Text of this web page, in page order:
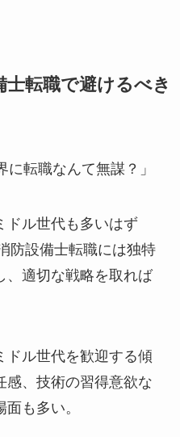
士転職で避けるべき
に転職なんて無謀？」
ドル世代も多いはず
防設備士転職には独特
、適切な戦略を取れば
ドル世代を歓迎する傾
感、技術の習得意欲な
も多い。